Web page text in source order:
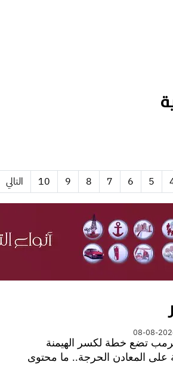
5
6
7
8
9
10 التالي
08-08-
ترمب تضع خطة لكسر الهيمنة
على المعادن الحرجة.. ما محتوى